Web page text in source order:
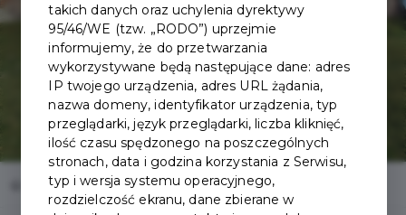
Home Oferty Zamek w Sztumie
takich danych oraz uchylenia dyrektywy
95/46/WE (tzw. „RODO”) uprzejmie
informujemy, że do przetwarzania
wykorzystywane będą następujące dane: adres
IP twojego urządzenia, adres URL żądania,
nazwa domeny, identyfikator urządzenia, typ
przeglądarki, język przeglądarki, liczba kliknięć,
ilość czasu spędzonego na poszczególnych
stronach, data i godzina korzystania z Serwisu,
typ i wersja systemu operacyjnego,
rozdzielczość ekranu, dane zbierane w